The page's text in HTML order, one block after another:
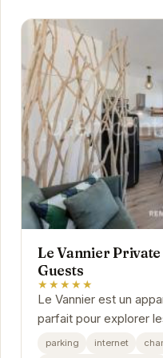
Le Vannier
Guests
★★★★★
Le Vannier est un
parfait pour explorer
d'Honfleur. Son
parking internet